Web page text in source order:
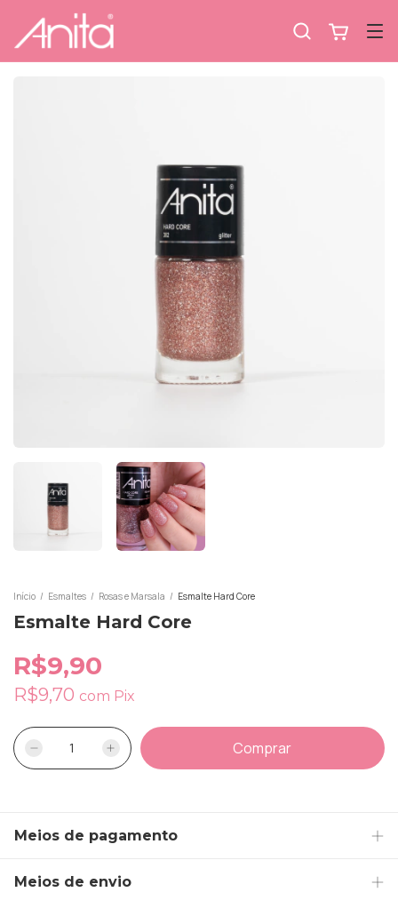
Início / Esmaltes / Rosas e Marsala / Esmalte Hard Core
Esmalte Hard Core
R$9,90
R$9,70 com Pix
Meios de pagamento
Meios de envio